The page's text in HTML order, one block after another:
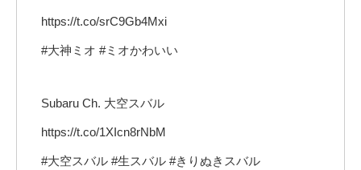
https://t.co/srC9Gb4Mxi
#大神ミオ #ミオかわいい
Subaru Ch. 大空スバル
https://t.co/1XIcn8rNbM
#大空スバル #生スバル #きりぬきスバル